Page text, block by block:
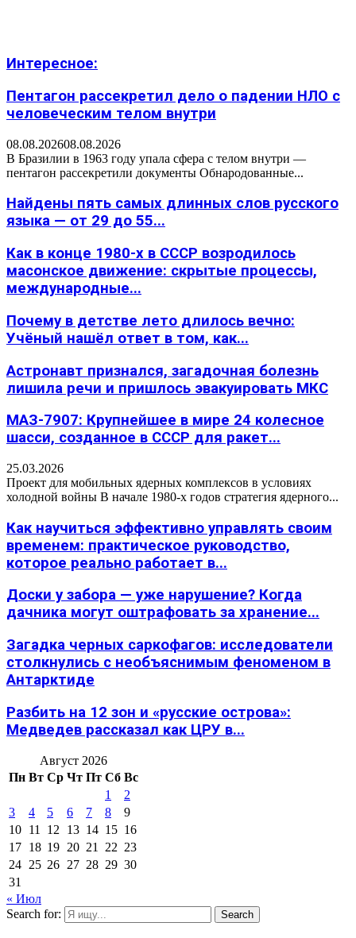
Интересное:
Пентагон рассекретил дело о падении НЛО с
человеческим телом внутри
08.08.202608.08.2026
В Бразилии в 1963 году упала сфера с телом внутри —
пентагон рассекретили документы Обнародованные...
Найдены пять самых длинных слов русского
языка — от 29 до 55...
Как в конце 1980-х в СССР возродилось
масонское движение: скрытые процессы,
международные...
Почему в детстве лето длилось вечно:
Учёный нашёл ответ в том, как...
Астронавт признался, загадочная болезнь
лишила речи и пришлось эвакуировать МКС
МАЗ-7907: Крупнейшее в мире 24 колесное
шасси, созданное в СССР для ракет...
25.03.2026
Проект для мобильных ядерных комплексов в условиях
холодной войны В начале 1980-х годов стратегия ядерного...
Как научиться эффективно управлять своим
временем: практическое руководство,
которое реально работает в...
Доски у забора — уже нарушение? Когда
дачника могут оштрафовать за хранение...
Загадка черных саркофагов: исследователи
столкнулись с необъяснимым феноменом в
Антарктиде
Разбить на 12 зон и «русские острова»:
Медведев рассказал как ЦРУ в...
Август 2026
Пн Вт Ср Чт Пт Сб Вс
1
2
3
4 5 6 7 8
9
10 11 12 13 14 15 16
17 18 19 20 21 22 23
24 25 26 27 28 29 30
31
« Июл
Search for:
Search